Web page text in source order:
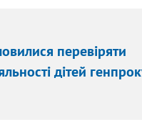
перевіряти
дітей